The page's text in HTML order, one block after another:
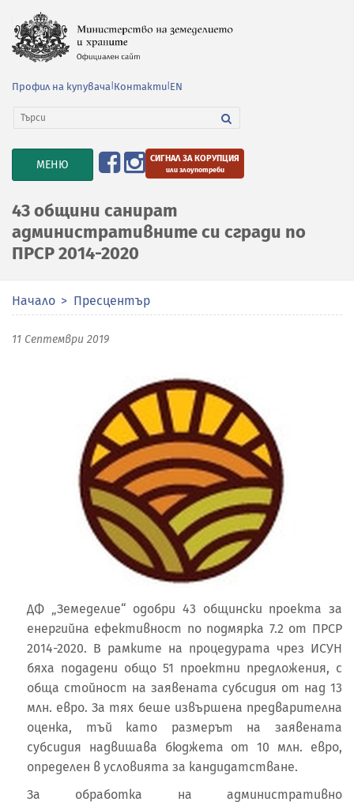
Профил на купувача Контакти EN
TOGGLE
NAVIGATION
МЕНЮ СИГНАЛ ЗА КОРУПЦИЯ
или злоупотреби
43 общини санират
административните си сгради по
ПРСР 2014-2020
Начало Пресцентър
11 Септември 2019
ДФ „Земеделие“ одобри 43 общински проекта за
енергийна ефективност по подмярка 7.2 от ПРСР
2014-2020. В рамките на процедурата чрез ИСУН
бяха подадени общо 51 проектни предложения, с
обща стойност на заявената субсидия от над 13
млн. евро. За тях беше извършена предварителна
оценка, тъй като размерът на заявената
субсидия надвишава бюджета от 10 млн. евро,
определен в условията за кандидатстване.
За обработка на административно